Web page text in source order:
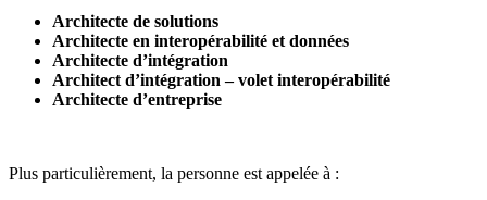
Architecte de solutions
Architecte en interopérabilité et données
Architecte d’intégration
Architect d’intégration – volet interopérabilité
Architecte d’entreprise
Plus particulièrement, la personne est appelée à :